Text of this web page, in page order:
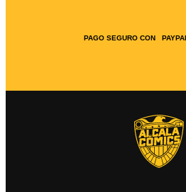
PAGO SEGURO CON